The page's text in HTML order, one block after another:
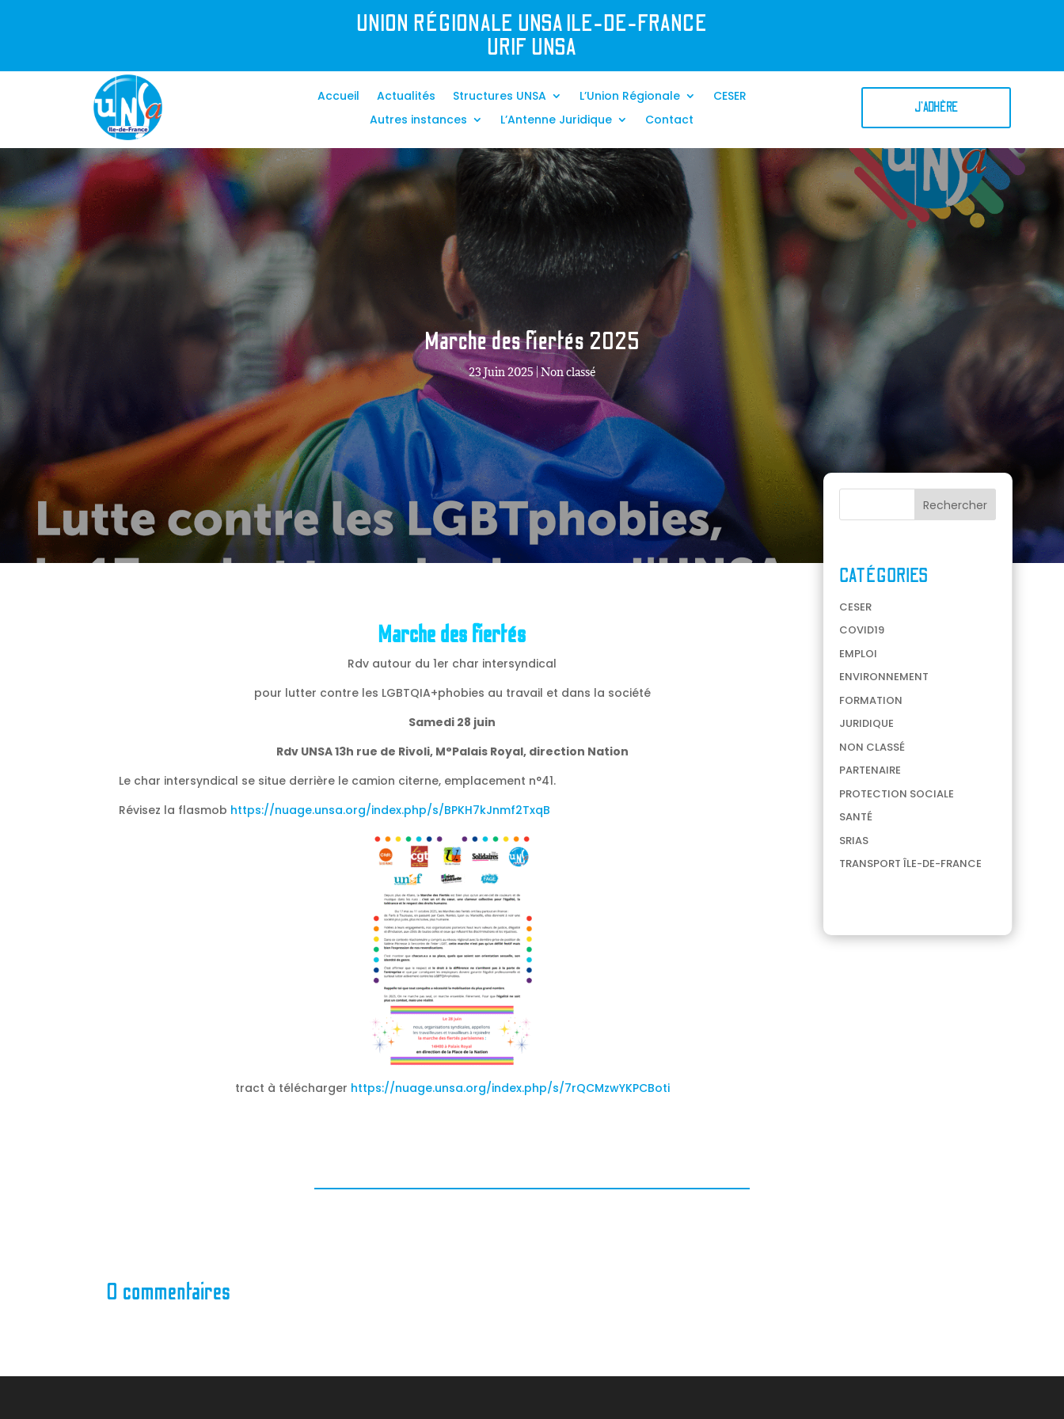
UNION RÉGIONALE UNSA ILE-DE-FRANCE
URIF UNSA
Accueil Actualités Structures UNSA L’Union Régionale
CESER
Autres instances
L’Antenne Juridique Contact
J'ADHÈRE
Marche des fiertés 2025
23 Juin 2025|Non classé
Marche des fiertés
Rdv autour du 1er char intersyndical
pour lutter contre les LGBTQIA+phobies au travail et dans la société
Samedi 28 juin
Rdv UNSA 13h rue de Rivoli, M°Palais Royal, direction Nation
Le char intersyndical se situe derrière le camion citerne, emplacement n°41.
Révisez la flasmob https://nuage.unsa.org/index.php/s/BPKH7kJnmf2TxqB
tract à télécharger https://nuage.unsa.org/index.php/s/7rQCMzwYKPCBoti
CATÉGORIES
CESER
COVID19
EMPLOI
ENVIRONNEMENT
FORMATION
JURIDIQUE
NON CLASSÉ
PARTENAIRE
PROTECTION SOCIALE
SANTÉ
SRIAS
TRANSPORT ÎLE-DE-FRANCE
0 commentaires